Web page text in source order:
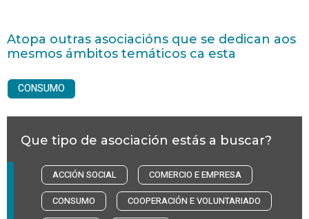
Atopa outras asociacións que se dedican aos
mesmos ámbitos temáticos ca esta
CONSUMO
Que tipo de asociación estás a buscar?
ACCIÓN SOCIAL
COMERCIO E EMPRESA
CONSUMO
COOPERACIÓN E VOLUNTARIADO